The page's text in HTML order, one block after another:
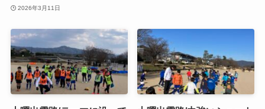
2026年3月11日